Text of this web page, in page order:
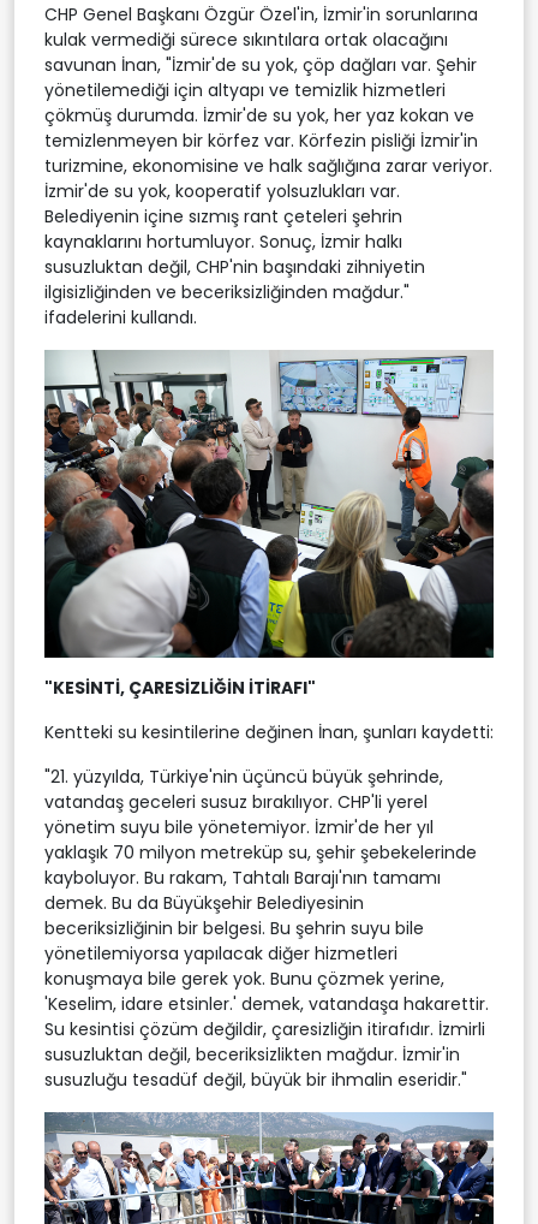
CHP Genel Başkanı Özgür Özel'in, İzmir'in sorunlarına
kulak vermediği sürece sıkıntılara ortak olacağını
savunan İnan, "İzmir'de su yok, çöp dağları var. Şehir
yönetilemediği için altyapı ve temizlik hizmetleri
çökmüş durumda. İzmir'de su yok, her yaz kokan ve
temizlenmeyen bir körfez var. Körfezin pisliği İzmir'in
turizmine, ekonomisine ve halk sağlığına zarar veriyor.
İzmir'de su yok, kooperatif yolsuzlukları var.
Belediyenin içine sızmış rant çeteleri şehrin
kaynaklarını hortumluyor. Sonuç, İzmir halkı
susuzluktan değil, CHP'nin başındaki zihniyetin
ilgisizliğinden ve beceriksizliğinden mağdur."
ifadelerini kullandı.
"KESİNTİ, ÇARESİZLİĞİN İTİRAFI"
Kentteki su kesintilerine değinen İnan, şunları kaydetti:
"21. yüzyılda, Türkiye'nin üçüncü büyük şehrinde,
vatandaş geceleri susuz bırakılıyor. CHP'li yerel
yönetim suyu bile yönetemiyor. İzmir'de her yıl
yaklaşık 70 milyon metreküp su, şehir şebekelerinde
kayboluyor. Bu rakam, Tahtalı Barajı'nın tamamı
demek. Bu da Büyükşehir Belediyesinin
beceriksizliğinin bir belgesi. Bu şehrin suyu bile
yönetilemiyorsa yapılacak diğer hizmetleri
konuşmaya bile gerek yok. Bunu çözmek yerine,
'Keselim, idare etsinler.' demek, vatandaşa hakarettir.
Su kesintisi çözüm değildir, çaresizliğin itirafıdır. İzmirli
susuzluktan değil, beceriksizlikten mağdur. İzmir'in
susuzluğu tesadüf değil, büyük bir ihmalin eseridir."